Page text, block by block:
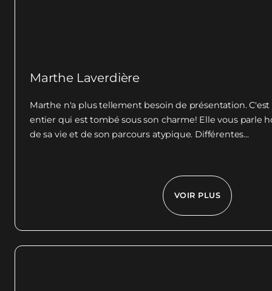
Marthe Laverdière
Marthe n'a plus tellement besoin de présentation.
entier qui est tombé sous son charme! Elle vous parle
de sa vie et de son parcours atypique. Différentes...
VOIR PLUS